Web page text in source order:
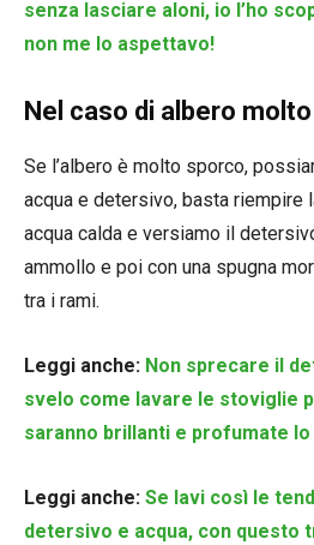
senza lasciare aloni, io l’ho
non me lo aspettavo!
Nel caso di albero
Se l’albero è molto sporco,
acqua e detersivo, basta riempire
acqua calda e versiamo il
ammollo e poi con una spugna
tra i rami.
Leggi anche: Non sprecare il
svelo come lavare le stoviglie
saranno brillanti e profumate
Leggi anche: Se lavi così le
detersivo e acqua, con questo